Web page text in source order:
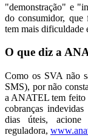
"demonstração" e
do consumidor,
tem mais dificuldade
O que diz a
Como os SVA não
SMS), por não
a ANATEL tem feito
cobranças
dias úteis,
reguladora,